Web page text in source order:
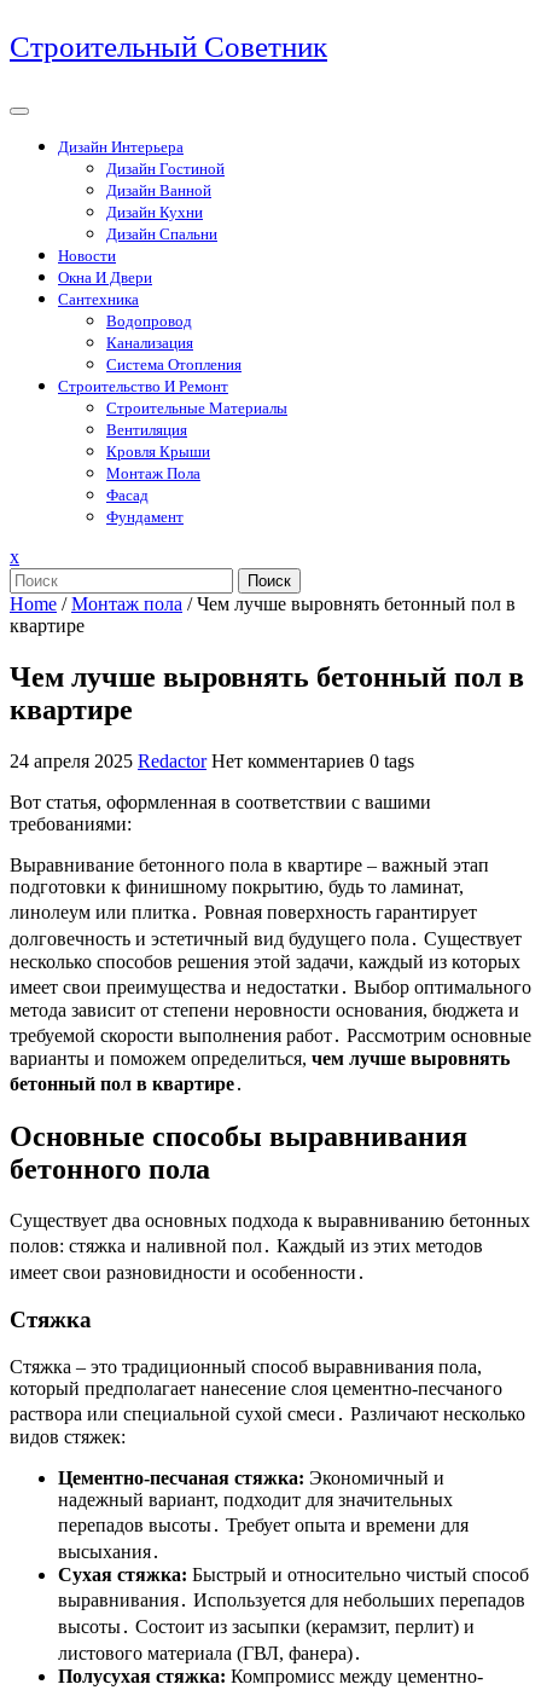
Перейти
к
Строительный Советник
Дизайн Интерьера
Дизайн Гостиной
Дизайн Ванной
Дизайн Кухни
Дизайн Спальни
Новости
Окна И Двери
Сантехника
Водопровод
Канализация
Система Отопления
Строительство И Ремонт
Строительные Материалы
Вентиляция
Кровля Крыши
Монтаж Пола
Фасад
Фундамент
xЗакрыть
меню
Поиск
Home /Монтаж пола /Чем лучше выровнять бетонный пол в
квартире
Чем лучше выровнять бетонный пол в
квартире
24 апреля 2025 Redactor Нет комментариев 0 tags
Вот статья, оформленная в соответствии с вашими
требованиями:
Выравнивание бетонного пола в квартире – важный этап
подготовки к финишному покрытию, будь то ламинат,
линолеум или плитка․ Ровная поверхность гарантирует
долговечность и эстетичный вид будущего пола․ Существует
несколько способов решения этой задачи, каждый из которых
имеет свои преимущества и недостатки․ Выбор оптимального
метода зависит от степени неровности основания, бюджета и
требуемой скорости выполнения работ․ Рассмотрим основные
варианты и поможем определиться, чем лучше выровнять
бетонный пол в квартире․
Основные способы выравнивания
бетонного пола
Существует два основных подхода к выравниванию бетонных
полов: стяжка и наливной пол․ Каждый из этих методов
имеет свои разновидности и особенности․
Стяжка
Стяжка – это традиционный способ выравнивания пола,
который предполагает нанесение слоя цементно-песчаного
раствора или специальной сухой смеси․ Различают несколько
видов стяжек:
Цементно-песчаная стяжка: Экономичный и
надежный вариант, подходит для значительных
перепадов высоты․ Требует опыта и времени для
высыхания․
Сухая стяжка: Быстрый и относительно чистый способ
выравнивания․ Используется для небольших перепадов
высоты․ Состоит из засыпки (керамзит, перлит) и
листового материала (ГВЛ, фанера)․
Полусухая стяжка: Компромисс между цементно-